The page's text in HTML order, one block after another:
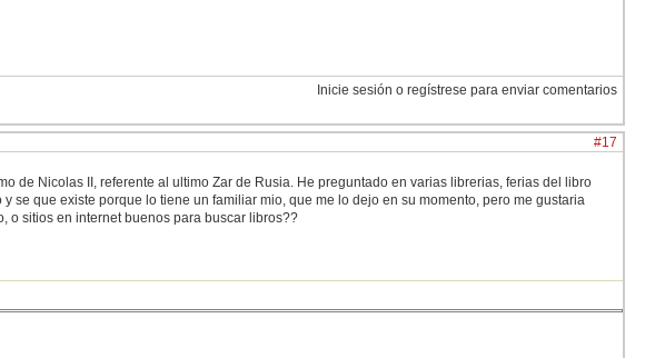
Inicie sesión o regístrese para enviar comentarios
#17
de Nicolas II, referente al ultimo Zar de Rusia. He preguntado en varias librerias, ferias del libro
se que existe porque lo tiene un familiar mio, que me lo dejo en su momento, pero me gustaria
o sitios en internet buenos para buscar libros??